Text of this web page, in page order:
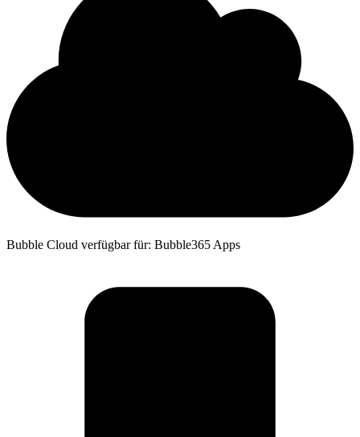
Bubble Cloud verfügbar für: Bubble365 Apps